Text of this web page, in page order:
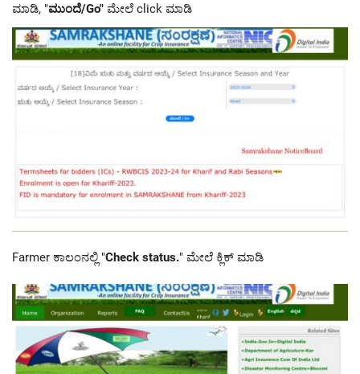
ಮಾಡಿ, "ಮುಂದೆ/Go" ಮೇಲೆ click ಮಾಡಿ
Farmer ಕಾಲಂನಲ್ಲಿ "Check status." ಮೇಲೆ ಕ್ಲಿಕ್ ಮಾಡಿ